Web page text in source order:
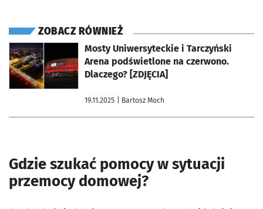
ZOBACZ RÓWNIEŻ
Mosty Uniwersyteckie i Tarczyński
Arena podświetlone na czerwono.
Dlaczego? [ZDJĘCIA]
19.11.2025 | Bartosz Moch
otworzy się w nowej karcie
Gdzie szukać pomocy w sytuacji
przemocy domowej?